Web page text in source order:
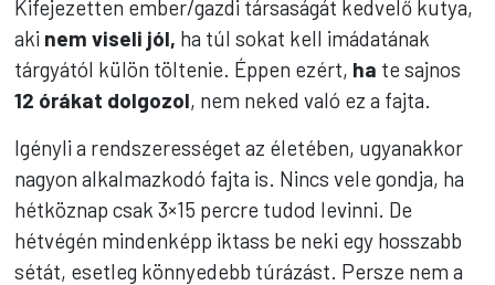
Kifejezetten ember/gazdi társaságát kedvelő kutya,
aki nem viseli jól, ha túl sokat kell imádatának
tárgyától külön töltenie. Éppen ezért, ha te sajnos
12 órákat dolgozol, nem neked való ez a fajta.
Igényli a rendszerességet az életében, ugyanakkor
nagyon alkalmazkodó fajta is. Nincs vele gondja, ha
hétköznap csak 3×15 percre tudod levinni. De
hétvégén mindenképp iktass be neki egy hosszabb
sétát, esetleg könnyedebb túrázást. Persze nem a